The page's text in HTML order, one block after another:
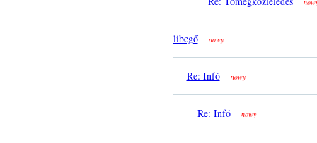
libegő nowy
Re: Infó nowy
Re: Infó nowy